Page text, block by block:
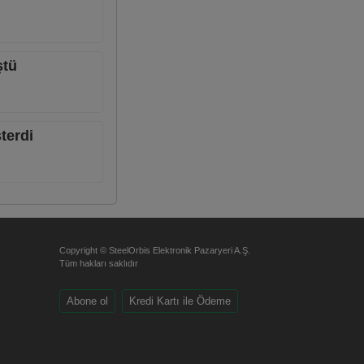
Copyright © SteelOrbis Elektronik Pazaryeri A.Ş.
Tüm hakları saklıdır
Abone ol Kredi Kartı ile Ödeme